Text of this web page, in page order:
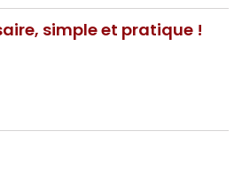
simple et pratique !